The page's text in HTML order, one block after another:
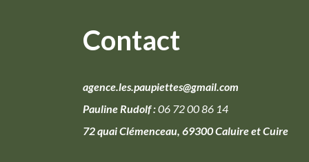
Contact
agence.les.paupiettes@gmail.com
Pauline Rudolf :06 72 00 86 14
72 quai Clémenceau, 69300 Caluire et Cuire